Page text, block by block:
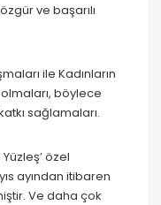
ve başarılı
ile Kadınların
olmaları, böylece
sağlamaları.
özel
ayından itibaren
Ve daha çok